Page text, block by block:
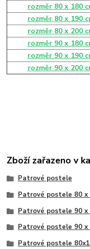
rozměr 80 x 180
rozměr 80 x 190
rozměr 80 x 200
rozměr 90 x 180
rozměr 90 x 190
rozměr 90 x 200
Zboží zařazeno v
Patrové postele
Patrové postele 80 x
Patrové postele 90 x
Patrové postele 90 x
Patrové postele